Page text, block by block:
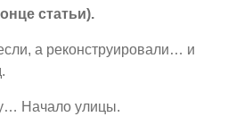
статьи).
а реконструировали… и
Начало улицы.